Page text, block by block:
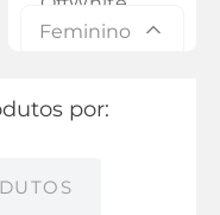
Feminino
por: